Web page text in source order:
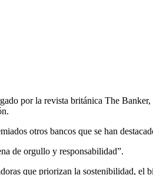
por la revista británica The
otros bancos que se han
de orgullo y responsabilidad”.
que priorizan la sostenibilidad, el